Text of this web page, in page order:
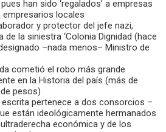
han sido ‘regalados’ a empresas
locales
y protector del jefe nazi,
de la siniestra ‘Colonia Dignidad (hace
–nada menos– Ministro de
cometió el robo más grande
en la Historia del país (más de
pesos)
escrita pertenece a dos consorcios –
están ideológicamente hermanados
económica y de los